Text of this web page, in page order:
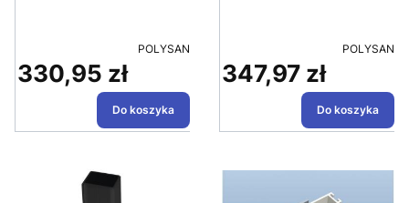
PRODUCENT
POLYSAN
Cena
330,95 zł
Do koszyka
POLYSAN
Cena
347,97 zł
Do koszyka